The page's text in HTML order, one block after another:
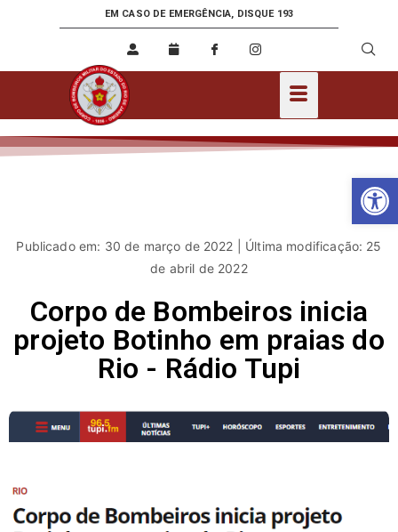
EM CASO DE EMERGÊNCIA, DISQUE 193
Publicado em: 30 de março de 2022 | Última modificação: 25
de abril de 2022
Corpo de Bombeiros inicia
projeto Botinho em praias do
Rio - Rádio Tupi